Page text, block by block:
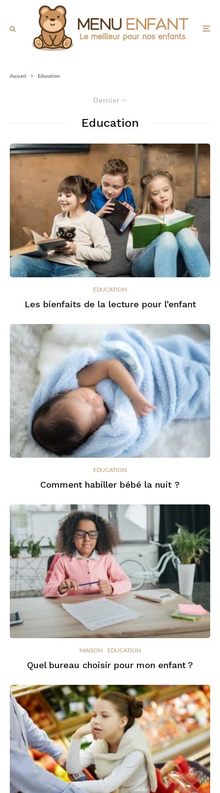
Accueil Education
Dernier
Education
EDUCATION
Les bienfaits de la lecture pour l’enfant
EDUCATION
Comment habiller bébé la nuit ?
MAISON EDUCATION
Quel bureau choisir pour mon enfant ?